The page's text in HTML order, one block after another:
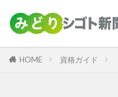
HOME 資格ガイド
カテゴリー